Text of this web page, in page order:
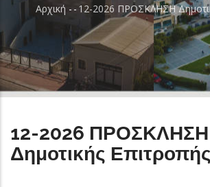
Breadcrumb
Αρχική - - 12-2026 ΠΡΟΣΚΛΗΣΗ
12-2026 ΠΡΟΣΚΛΗΣΗ
Δημοτικής Επιτροπής